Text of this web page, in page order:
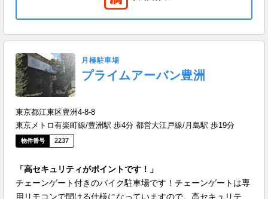
月極駐車場
プライムアーバン豊洲
東京都江東区豊洲4-8-8
東京メトロ有楽町線/豊洲駅 歩4分 都営大江戸線/月島駅 歩19分
2237
「高セキュリティがポイントです！」
チェーンゲート付きのバイク駐車場です！チェーンゲートは専
用リモコンで開ける仕様になっていますので、高セキュリテ